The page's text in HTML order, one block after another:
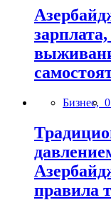
Бизнес,
правила